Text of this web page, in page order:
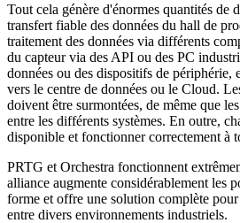
Tout cela génère d'énormes quantités de
transfert fiable des données du hall de
traitement des données via différents
du capteur via des API ou des PC
données ou des dispositifs de périphérie,
vers le centre de données ou le Cloud.
doivent être surmontées, de même que
entre les différents systèmes. En outre,
disponible et fonctionner correctement à
PRTG et Orchestra fonctionnent
alliance augmente considérablement les
forme et offre une solution complète
entre divers environnements industriels.